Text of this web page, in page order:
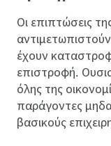
Οι επιπτώσεις
έχουν
επιστροφή.
όλης της
παράγοντες
βασικούς